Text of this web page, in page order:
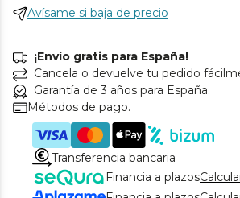
Avísame si baja de precio
¡Envío gratis para España!
Cancela o devuelve tu pedido
Garantía de 3 años para España.
Métodos de pago.
Transferencia bancaria
Financia a plazos